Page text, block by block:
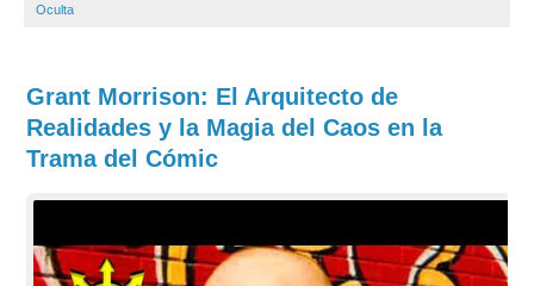
Oculta
Grant Morrison: El Arquitecto de
Realidades y la Magia del Caos en la
Trama del Cómic